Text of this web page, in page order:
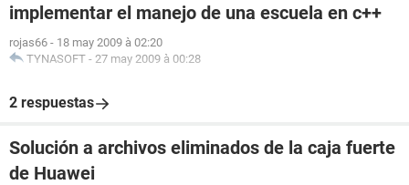
implementar el manejo de una escuela en c++
rojas66 - 18 may 2009 à 02:20
TYNASOFT - 27 may 2009 à 00:28
2 respuestas
Solución a archivos eliminados de la caja fuerte
de Huawei